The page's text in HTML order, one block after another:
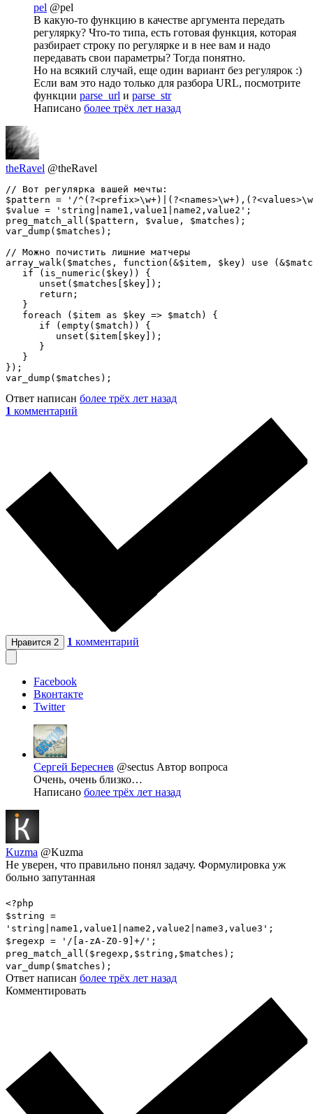
pel @pel
В какую-то функцию в качестве аргумента передать
регулярку? Что-то типа, есть готовая функция, которая
разбирает строку по регулярке и в нее вам и надо
передавать свои параметры? Тогда понятно.
Но на всякий случай, еще один вариант без регулярок :)
Если вам это надо только для разбора URL, посмотрите
функции parse_url и parse_str
Написано более трёх лет назад
theRavel @theRavel
// Вот регулярка вашей мечты:
$pattern = '/
$value = 'string|name1,value1|name2,value2';
preg_match_all($pattern, $value, $matches);
var_dump($matches);
// Можно почистить лишние матчеры
array_walk($matches, function(&$item, $key) use
   if (is_numeric($key)) {
      unset($matches[$key]);
      return;
   }
   foreach ($item as $key => $match) {
      if (empty($match)) {
         unset($item[$key]);
      }
   }
});
Ответ написан более трёх лет назад
1 комментарий
Нравится 2 1 комментарий
Facebook
Вконтакте
Twitter
Сергей Береснев @sectus Автор вопроса
Очень, очень близко…
Написано более трёх лет назад
Kuzma @Kuzma
Не уверен, что правильно понял задачу. Формулировка уж
больно запутанная
<?php
$string =
'string|name1,value1|name2,value2|name3,value3';
$regexp = '/[a-zA-Z0-9]+/';
preg_match_all($regexp,$string,$matches);
var_dump($matches);
Ответ написан более трёх лет назад
Комментировать